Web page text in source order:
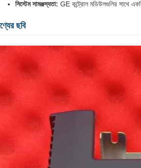
সিস্টেম সামঞ্জস্যতা: GE কন্ট্রোল মডিউলগুলির সাথে
ছবি